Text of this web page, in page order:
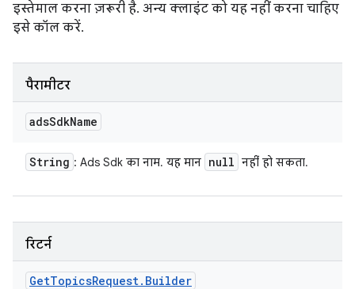
इस्तेमाल करना ज़रूरी है. अन्य क्लाइंट को यह नहीं करना चाहिए
इसे कॉल करें.
पैरामीटर
adsSdkName
String : Ads Sdk का नाम. यह मान null नहीं हो सकता.
रिटर्न
GetTopicsRequest. Builder